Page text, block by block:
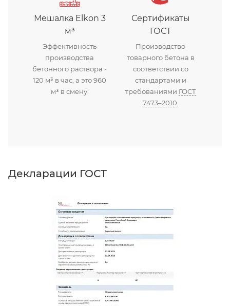
Мешалка Elkon 3
м³
Эффективность
производства
бетонного раствора -
120 м³ в час, а это 960
м³ в смену.
Сертификаты
ГОСТ
Производство
товарного бетона в
соответствии со
стандартами и
требованиями ГОСТ
7473–2010
Декларации ГОСТ